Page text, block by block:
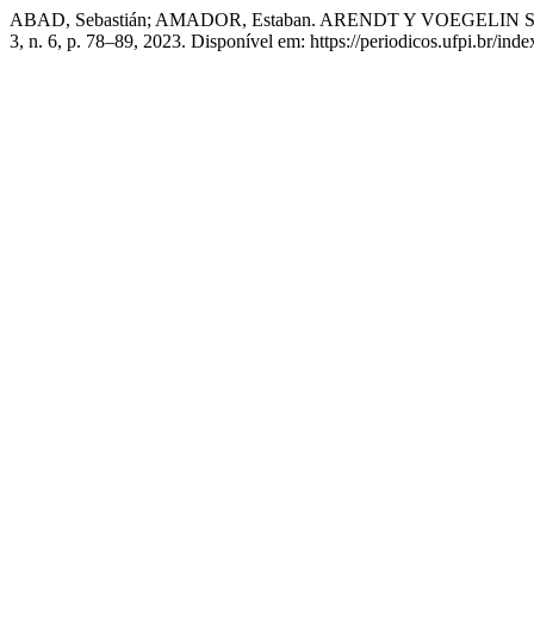
ABAD, Sebastián; AMADOR, Estaban. ARENDT Y
3, n. 6, p. 78–89, 2023. Disponível em: https://periodicos.ufpi.br/